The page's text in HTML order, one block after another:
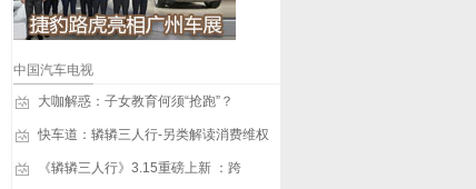
中国汽车电视
大咖解惑：子女教育何须“抢跑”？
快车道：辚辚三人行-另类解读消费维权
《辚辚三人行》3.15重磅上新 ：跨